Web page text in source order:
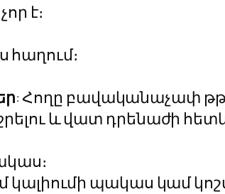
է։
: Հողը բավականաչափ
և վատ դրենաժի
կալիումի պակաս կամ